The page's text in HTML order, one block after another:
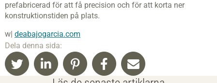
prefabricerad för att få precision och för att korta ner
konstruktionstiden på plats.
w| deabajogarcia.com
Dela denna sida: